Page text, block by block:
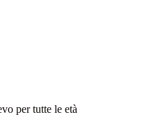
per tutte le età